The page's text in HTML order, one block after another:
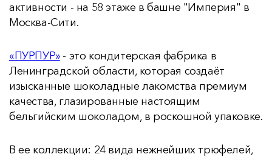
активности - на 58 этаже в башне "Империя" в
Москва-Сити.
«ПУРПУР»- это кондитерская фабрика в
Ленинградской области, которая создаёт
изысканные шоколадные лакомства премиум
качества, глазированные настоящим
бельгийским шоколадом, в роскошной упаковке.
В ее коллекции: 24 вида нежнейших трюфелей,